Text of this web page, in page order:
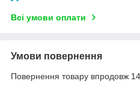
Всі умови оплати
Умови повернення
Повернення товару впродовж